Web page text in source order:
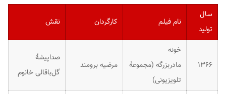
سال
تولید
نام فیلم کارگردان نقش
۱۳۶۶
خونه
مادربزرگه (مجموعهٔ
تلویزیونی)
مرضیه برومند
صداپیشهٔ
گل‌باقالی خانوم